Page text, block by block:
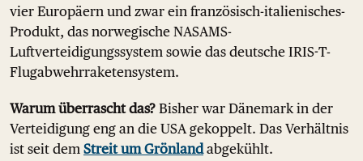
vier Europäern und zwar ein französisch-italienisches-
Produkt, das norwegische NASAMS-
Luftverteidigungssystem sowie das deutsche IRIS-T-
Flugabwehrraketensystem.
Warum überrascht das? Bisher war Dänemark in der
Verteidigung eng an die USA gekoppelt. Das Verhältnis
ist seit dem Streit um Grönlandabgekühlt.